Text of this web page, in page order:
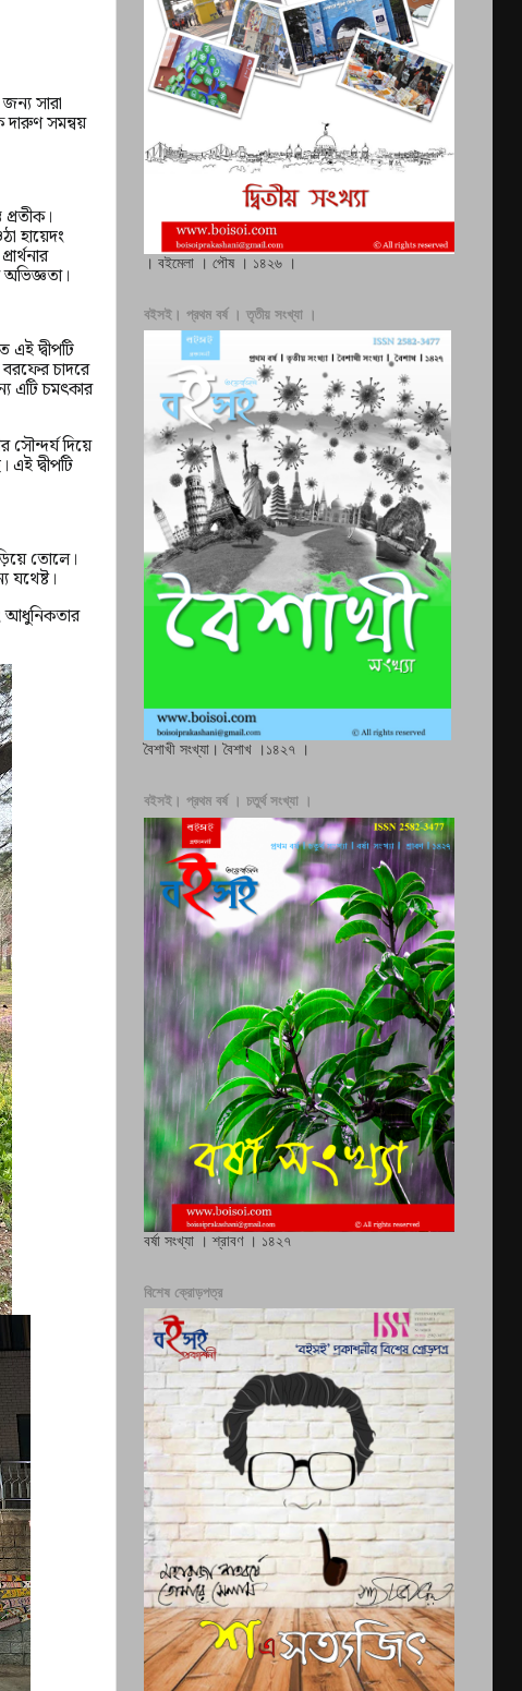
সারা
দারুণ সমন্বয়
হায়েদং
অভিজ্ঞতা।
এই দ্বীপটি
চাদরে
এটি চমৎকার
সৌন্দর্য দিয়ে
দ্বীপটি
তোলে।
আধুনিকতার
। বইমেলা । পৌষ । ১৪২৬ ।
বৈশাখী সংখ্যা। বৈশাখ ।১৪২৭ ।
বর্ষা সংখ্যা । শ্রাবণ । ১৪২৭